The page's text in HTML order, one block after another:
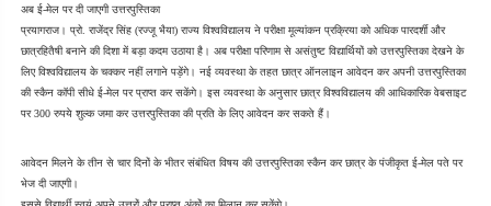
अब ई-मेल पर दी जाएगी उत्तरपुस्तिका
प्रयागराज। प्रो. राजेंद्र सिंह (रज्जू भैया) राज्य विश्वविद्यालय ने परीक्षा मूल्यांकन प्रक्रिया को अधिक पारदर्शी और
छात्रहितैषी बनाने की दिशा में बड़ा कदम उठाया है। अब परीक्षा परिणाम से असंतुष्ट विद्यार्थियों को उत्तरपुस्तिका देखने के
लिए विश्वविद्यालय के चक्कर नहीं लगाने पड़ेंगे। नई व्यवस्था के तहत छात्र ऑनलाइन आवेदन कर अपनी उत्तरपुस्तिका
की स्कैन कॉपी सीधे ई-मेल पर प्राप्त कर सकेंगे। इस व्यवस्था के अनुसार छात्र विश्वविद्यालय की आधिकारिक वेबसाइट
पर 300 रुपये शुल्क जमा कर उत्तरपुस्तिका की प्रति के लिए आवेदन कर सकते हैं।
आवेदन मिलने के तीन से चार दिनों के भीतर संबंधित विषय की उत्तरपुस्तिका स्कैन कर छात्र के पंजीकृत ई-मेल पते पर
भेज दी जाएगी।